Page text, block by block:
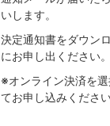
いします。
決定通知書をダウン
にお申し出ください。
※オンライン決済を
てお申し込みください